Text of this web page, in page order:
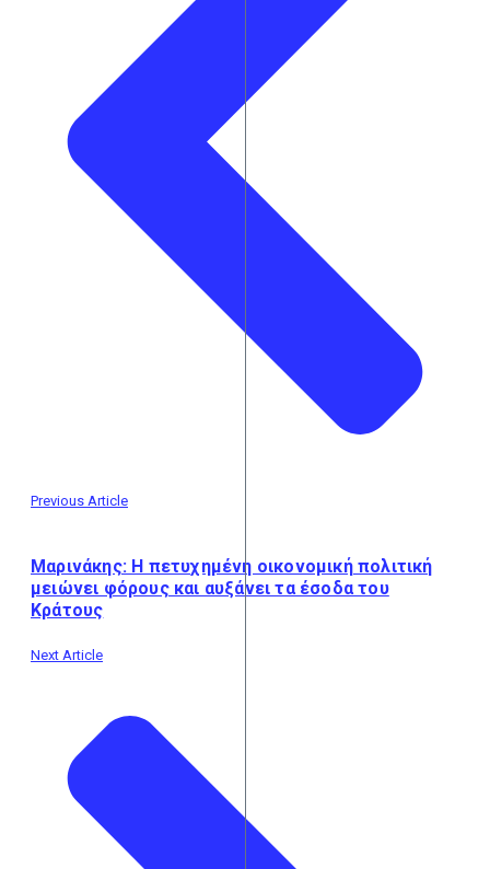
Previous Article
Μαρινάκης: Η πετυχημένη οικονομική πολιτική
μειώνει φόρους και αυξάνει τα έσοδα του
Κράτους
Next Article